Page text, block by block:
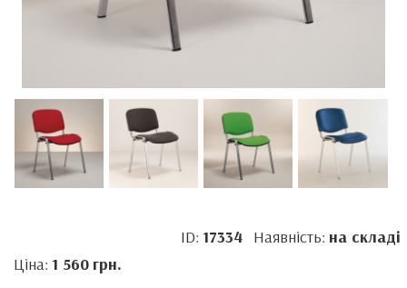
ID: 17334Наявність: на складі
Ціна: 1 560 грн.